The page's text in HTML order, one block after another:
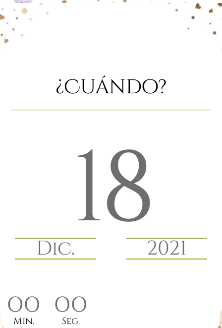
¿Cuándo?
18
Dic. 2021
00
Min. 00
Seg.